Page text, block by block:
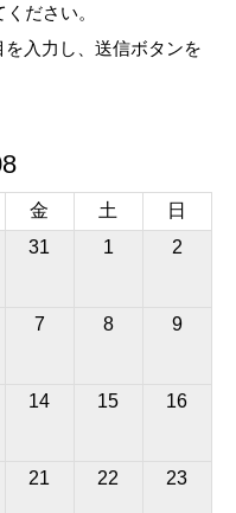
ださい。
を入力し、送信ボタンを
金 土
日
31 1 2
7 8 9
14 15 16
21 22 23